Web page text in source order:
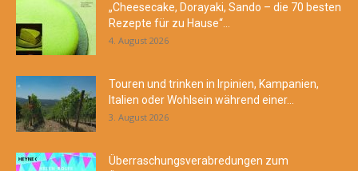
„Cheesecake, Dorayaki, Sando – die 70 besten
Rezepte für zu Hause“...
4. August 2026
Touren und trinken in Irpinien, Kampanien,
Italien oder Wohlsein während einer...
3. August 2026
Überraschungsverabredungen zum